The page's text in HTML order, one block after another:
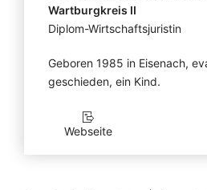
Wartburgkreis II
Diplom-Wirtschaftsjuristin
Geboren 1985 in Eisenach,
geschieden, ein Kind.
Webseite